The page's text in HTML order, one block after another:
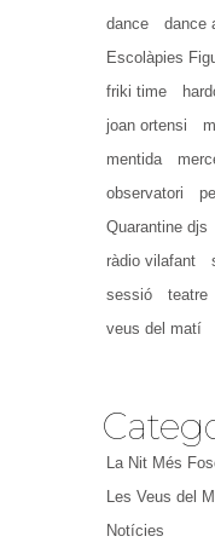
dance
dance
Escolàpies
friki time
joan ortensi
mentida
observatori
Quarantine djs
ràdio vilafant
sessió
teatre
veus del matí
La Nit Més
Les Veus del
Notícies